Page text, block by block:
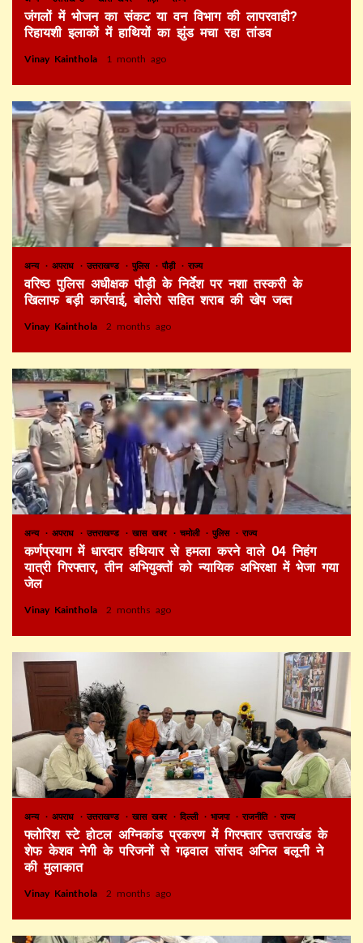
जंगलों में भोजन का संकट या वन विभाग की लापरवाही?
रिहायशी इलाकों में हाथियों का झुंड मचा रहा तांडव
Vinay Kainthola 1 month ago
अन्य अपराध उत्तराखण्ड पुलिस पौड़ी राज्य
वरिष्ठ पुलिस अधीक्षक पौड़ी के निर्देश पर नशा तस्करी के
खिलाफ बड़ी कार्रवाई, बोलेरो सहित शराब की खेप जब्त
Vinay Kainthola 2 months ago
अन्य अपराध उत्तराखण्ड खास खबर चमोली पुलिस राज्य
कर्णप्रयाग में धारदार हथियार से हमला करने वाले 04 निहंग
यात्री गिरफ्तार, तीन अभियुक्तों को न्यायिक अभिरक्षा में भेजा गया
जेल
Vinay Kainthola 2 months ago
अन्य अपराध उत्तराखण्ड खास खबर दिल्ली भाजपा राजनीति राज्य
फ्लोरिश स्टे होटल अग्निकांड प्रकरण में गिरफ्तार उत्तराखंड के
शेफ केशव नेगी के परिजनों से गढ़वाल सांसद अनिल बलूनी ने
की मुलाकात
Vinay Kainthola 2 months ago